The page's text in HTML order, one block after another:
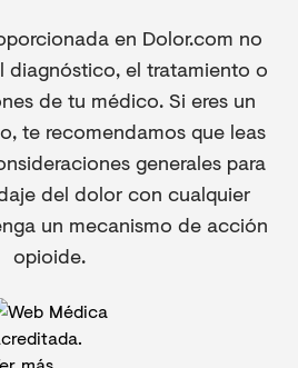
en Dolor.com no
diagnóstico, el tratamiento o
de tu médico. Si eres un
te recomendamos que leas
generales para
del dolor con cualquier
un mecanismo de acción
opioide.